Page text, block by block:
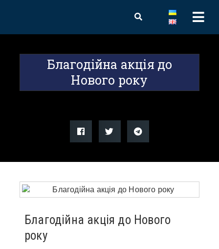
Благодійна акція до
Нового року
Благодійна акція до Нового
року